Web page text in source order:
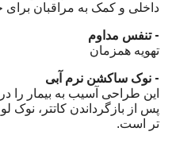
داخلی و کمک به مراقبان برای
- تنفس مداوم
تهویه همزمان
- نوک ساکشن نرم آبی
این طراحی آسیب به بیمار
پس از بازگرداندن کاتتر، نوک
تر است.